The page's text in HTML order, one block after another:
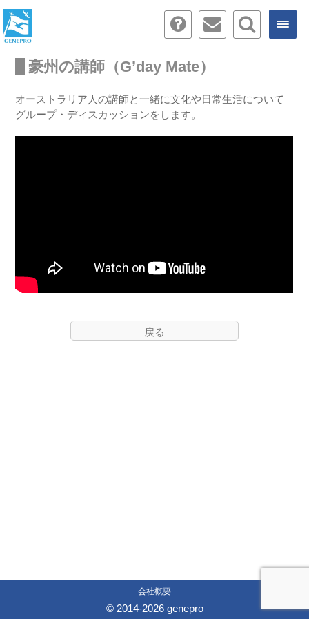
豪州の講師（G’day Mate）
オーストラリア人の講師と一緒に文化や日常生活について
グループ・ディスカッションをします。
戻る
会社概要
© 2014-2026genepro